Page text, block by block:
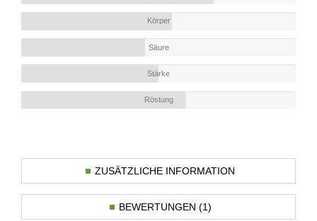
Körper
Säure
Stärke
Röstung
ZUSÄTZLICHE INFORMATION
BEWERTUNGEN (1)